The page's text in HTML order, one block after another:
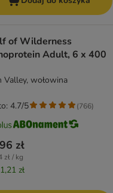
of Wilderness
Adult, 6 x 400
Valley, wołowina
zł
zł / kg
zł
4.7/5 (766)